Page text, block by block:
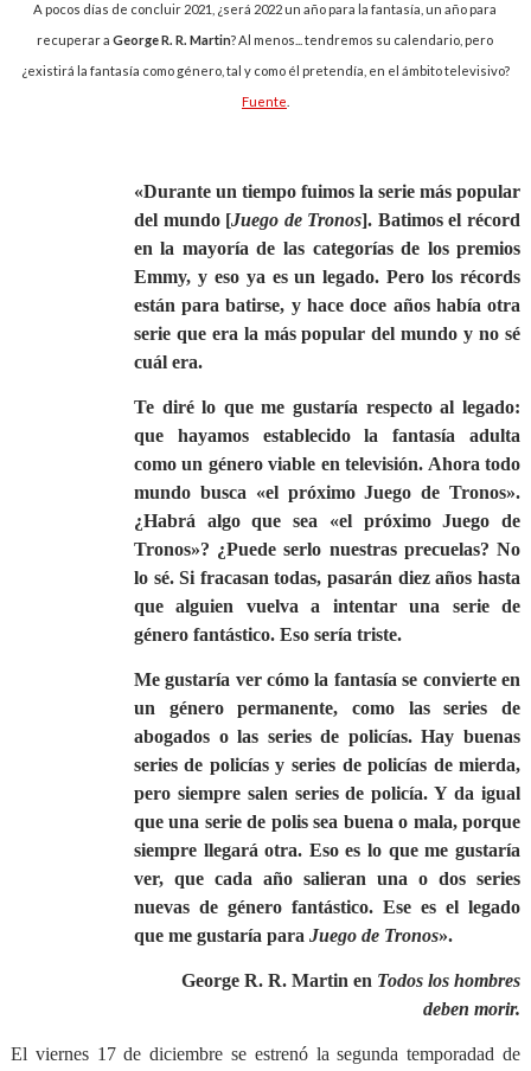
A pocos días de concluir 2021, ¿será 2022 un año para la fantasía, un año para
recuperar aGeorge R. R. Martin? Al menos... tendremos su calendario, pero
¿existirá la fantasía como género, tal y como él pretendía, en el ámbito televisivo?
Fuente
«Durante un tiempo fuimos la serie más popular
del mundo [Juego de Tronos]. Batimos el récord
en la mayoría de las categorías de los premios
Emmy, y eso ya es un legado. Pero los récords
están para batirse, y hace doce años había otra
serie que era la más popular del mundo y no sé
cuál era.
Te diré lo que me gustaría respecto al legado:
que hayamos establecido la fantasía adulta
como un género viable en televisión. Ahora todo
mundo busca «el próximo Juego de Tronos».
¿Habrá algo que sea «el próximo Juego de
Tronos»? ¿Puede serlo nuestras precuelas? No
lo sé. Si fracasan todas, pasarán diez años hasta
que alguien vuelva a intentar una serie de
género fantástico. Eso sería triste.
Me gustaría ver cómo la fantasía se convierte en
un género permanente, como las series de
abogados o las series de policías. Hay buenas
series de policías y series de policías de mierda,
pero siempre salen series de policía. Y da igual
que una serie de polis sea buena o mala, porque
siempre llegará otra. Eso es lo que me gustaría
ver, que cada año salieran una o dos series
nuevas de género fantástico. Ese es el legado
que me gustaría para Juego de Tronos».
George R. R. Martin en Todos los hombres
deben morir.
El viernes 17 de diciembre se estrenó la segunda temporadad de